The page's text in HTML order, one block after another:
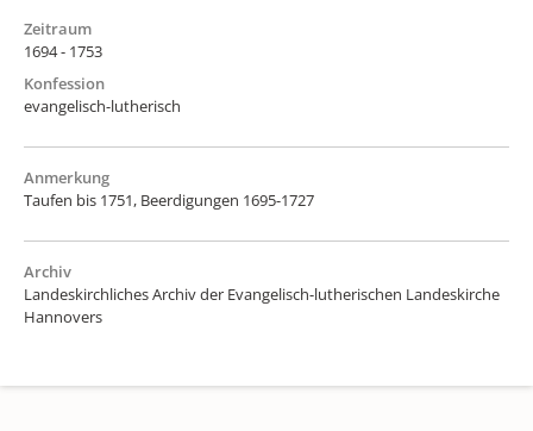
Zeitraum
1694 - 1753
Konfession
evangelisch-lutherisch
Anmerkung
Taufen bis 1751, Beerdigungen 1695-1727
Archiv
Landeskirchliches Archiv der Evangelisch-lutherischen Landeskirche
Hannovers